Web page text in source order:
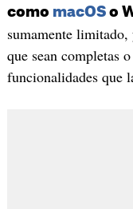
como macOSo
sumamente
que sean completas
funcionalidades que